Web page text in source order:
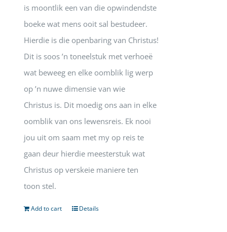
is moontlik een van die opwindendste
boeke wat mens ooit sal bestudeer.
Hierdie is die openbaring van Christus!
Dit is soos ’n toneelstuk met verhoeë
wat beweeg en elke oomblik lig werp
op ’n nuwe dimensie van wie
Christus is. Dit moedig ons aan in elke
oomblik van ons lewensreis. Ek nooi
jou uit om saam met my op reis te
gaan deur hierdie meesterstuk wat
Christus op verskeie maniere ten
toon stel.
Add to cart Details